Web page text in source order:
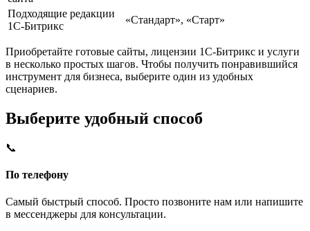
Подходящие редакции
1С-Битрикс
«Стандарт», «Старт»
Приобретайте готовые сайты, лицензии 1С-Битрикс и услуги
в несколько простых шагов. Чтобы получить понравившийся
инструмент для бизнеса, выберите один из удобных
сценариев.
Выберите удобный способ
📞
По телефону
Самый быстрый способ. Просто позвоните нам или напишите
в мессенджеры для консультации.